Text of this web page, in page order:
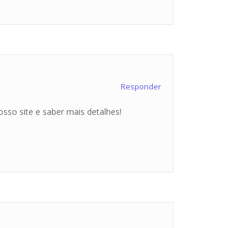
Responder
site e saber mais detalhes!